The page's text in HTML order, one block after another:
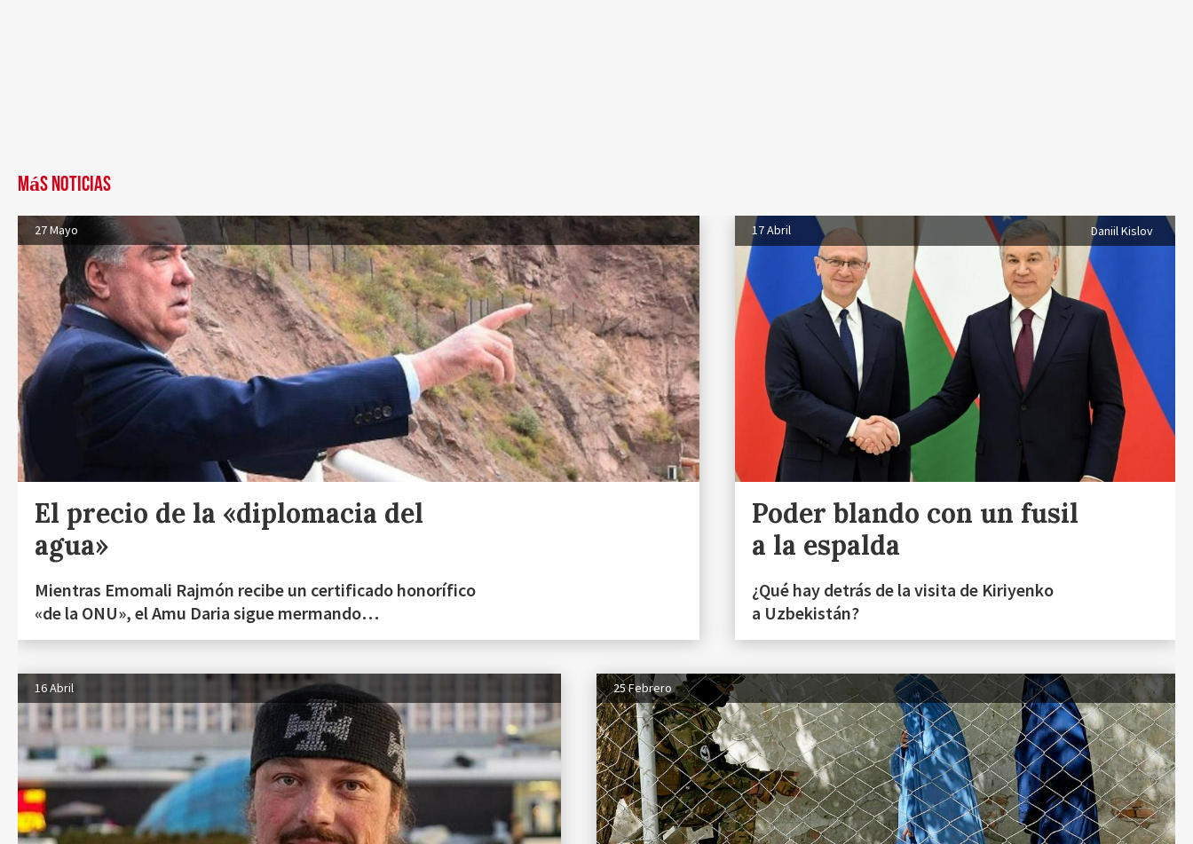
Más noticias
27 Mayo
El precio de la «diplomacia del
agua»
Mientras Emomali Rajmón recibe un certificado honorífico
«de la ONU», el Amu Daria sigue mermando…
17 Abril Daniil Kislov
Poder blando con un fusil
a la espalda
¿Qué hay detrás de la visita de Kiriyenko
a Uzbekistán?
16 Abril 25 Febrero